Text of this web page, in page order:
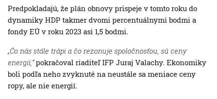
Predpokladajú, že plán obnovy prispeje v tomto roku do
dynamiky HDP takmer dvomi percentuálnymi bodmi a
fondy EÚ v roku 2023 asi 1,5 bodmi.
„Čo nás stále trápi a čo rezonuje spoločnosťou, sú ceny
energií,“pokračoval riaditeľ IFP Juraj Valachy. Ekonomiky
boli podľa neho zvyknuté na neustále sa meniace ceny
ropy, ale nie energií.